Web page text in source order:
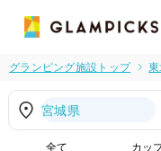
グランピング施設トップ
宮城県
全て カッ